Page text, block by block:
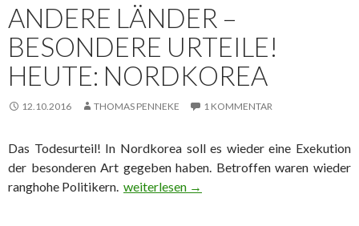
ANDERE LÄNDER –
BESONDERE URTEILE!
HEUTE: NORDKOREA
12.10.2016 THOMAS PENNEKE 1 KOMMENTAR
Das Todesurteil! In Nordkorea soll es wieder eine Exekution
der besonderen Art gegeben haben. Betroffen waren wieder
ranghohe Politikern. Andere Länder – besondere Urteile!
weiterlesen →